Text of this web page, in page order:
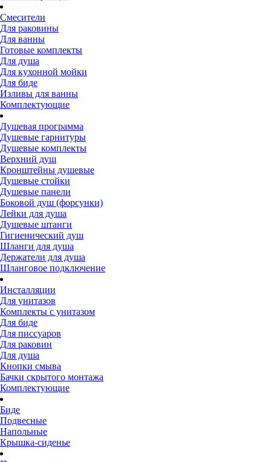
Смесители
Для раковины
Для ванны
Готовые комплекты
Для душа
Для кухонной мойки
Для биде
Изливы для ванны
Комплектующие
Душевая программа
Душевые гарнитуры
Душевые комплекты
Верхний душ
Кронштейны душевые
Душевые стойки
Душевые панели
Боковой душ (форсунки)
Лейки для душа
Душевые штанги
Гигиенический душ
Шланги для душа
Держатели для душа
Шланговое подключение
Инсталляции
Для унитазов
Комплекты с унитазом
Для биде
Для писсуаров
Для раковин
Для душа
Кнопки смыва
Бачки скрытого монтажа
Комплектующие
Биде
Подвесные
Напольные
Крышка-сиденье